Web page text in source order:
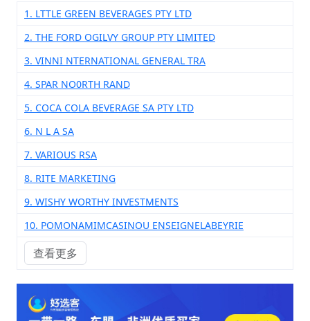
1. LTTLE GREEN BEVERAGES PTY LTD
2. THE FORD OGILVY GROUP PTY LIMITED
3. VINNI NTERNATIONAL GENERAL TRA
4. SPAR NO0RTH RAND
5. COCA COLA BEVERAGE SA PTY LTD
6. N L A SA
7. VARIOUS RSA
8. RITE MARKETING
9. WISHY WORTHY INVESTMENTS
10. POMONAMIMCASINOU ENSEIGNELABEYRIE
查看更多